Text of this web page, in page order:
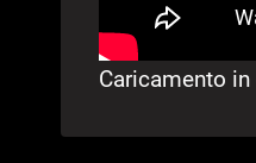
Caricamento